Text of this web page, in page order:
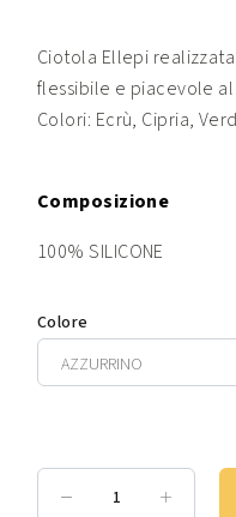
Ciotola Ellepi
flessibile e piacevole
Colori: Ecrù, Cipria,
Composizione
100% SILICONE
Colore